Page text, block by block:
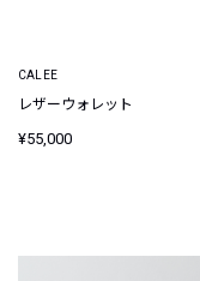
CALEE
レザーウォレット
¥55,000